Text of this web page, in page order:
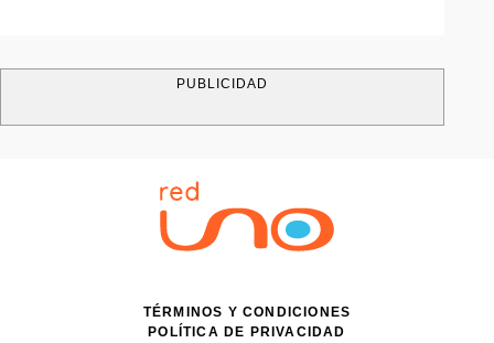
PUBLICIDAD
TÉRMINOS Y CONDICIONES
POLÍTICA DE PRIVACIDAD